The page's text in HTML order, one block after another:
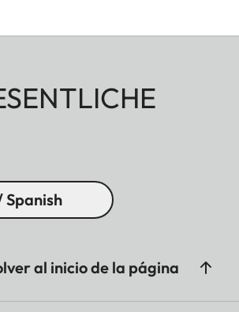
Spanish
al inicio de la página